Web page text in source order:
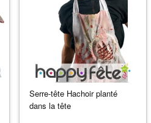
Serre-tête Hachoir planté
dans la tête